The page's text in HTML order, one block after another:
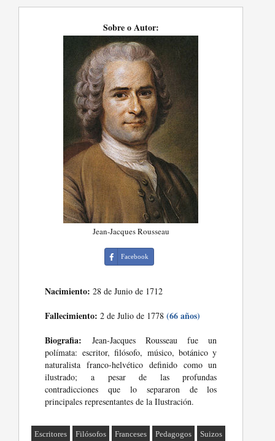
Sobre o Autor:
Jean-Jacques Rousseau
Facebook
Nacimiento: 28 de Junio de 1712
Fallecimiento: 2 de Julio de 1778(66 años)
Biografia: Jean-Jacques Rousseau fue un
polímata: escritor, filósofo, músico, botánico y
naturalista franco-helvético definido como un
ilustrado; a pesar de las profundas
contradicciones que lo separaron de los
principales representantes de la Ilustración.
Escritores Filósofos Franceses Pedagogos Suizos